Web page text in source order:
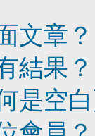
文章？
結果？
是空